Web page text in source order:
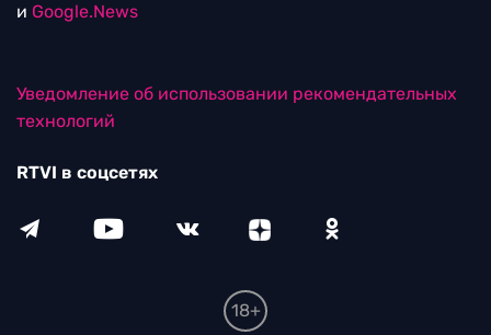
и Google.News
Уведомление об использовании рекомендательных
технологий
RTVI в соцсетях
18+